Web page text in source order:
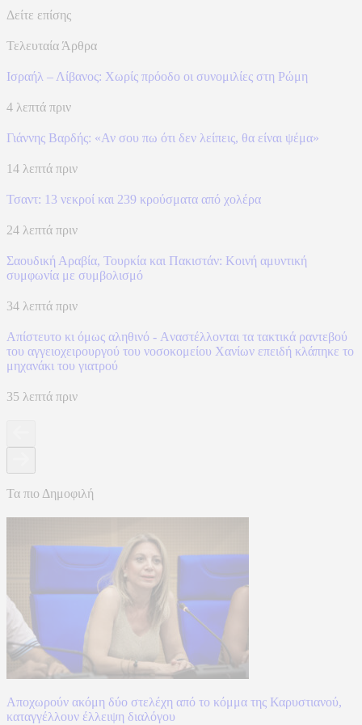
Δείτε επίσης
Τελευταία Άρθρα
Ισραήλ – Λίβανος: Xωρίς πρόοδο οι συνομιλίες στη Ρώμη
4 λεπτά πριν
Γιάννης Βαρδής: «Αν σου πω ότι δεν λείπεις, θα είναι ψέμα»
14 λεπτά πριν
Τσαντ: 13 νεκροί και 239 κρούσματα από χολέρα
24 λεπτά πριν
Σαουδική Αραβία, Τουρκία και Πακιστάν: Kοινή αμυντική
συμφωνία με συμβολισμό
34 λεπτά πριν
Απίστευτο κι όμως αληθινό - Aναστέλλονται τα τακτικά ραντεβού
του αγγειοχειρουργού του νοσοκομείου Χανίων επειδή κλάπηκε το
μηχανάκι του γιατρού
35 λεπτά πριν
Τα πιο Δημοφιλή
Αποχωρούν ακόμη δύο στελέχη από το κόμμα της Καρυστιανού,
καταγγέλλουν έλλειψη διαλόγου